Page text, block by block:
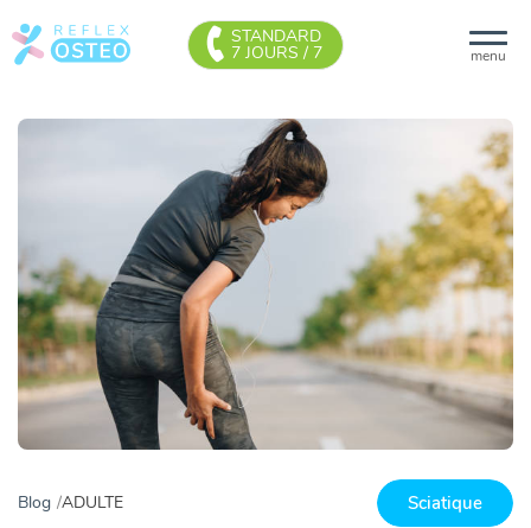
menu
STANDARD
7 JOURS / 7
Blog ADULTE Sciatique